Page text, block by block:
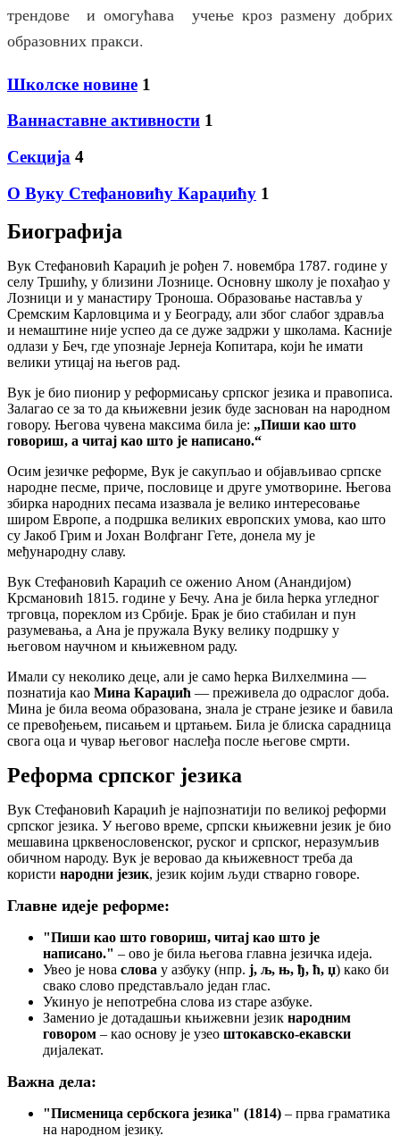
трендове и омогућава учење кроз размену добрих
образовних пракси.
Школске новине 1
Ваннаставне активности 1
Секција 4
О Вуку Стефановићу Караџићу 1
Биографија
Вук Стефановић Караџић је рођен 7. новембра 1787. године у
селу Тршићу, у близини Лознице. Основну школу је похађао у
Лозници и у манастиру Троноша. Образовање наставља у
Сремским Карловцима и у Београду, али због слабог здравља
и немаштине није успео да се дуже задржи у школама. Касније
одлази у Беч, где упознаје Јернеја Копитара, који ће имати
велики утицај на његов рад.
Вук је био пионир у реформисању српског језика и правописа.
Залагао се за то да књижевни језик буде заснован на народном
говору. Његова чувена максима била је: „Пиши као што
говориш, а читај као што је написано.“
Осим језичке реформе, Вук је сакупљао и објављивао српске
народне песме, приче, пословице и друге умотворине. Његова
збирка народних песама изазвала је велико интересовање
широм Европе, а подршка великих европских умова, као што
су Јакоб Грим и Јохан Волфганг Гете, донела му је
међународну славу.
Вук Стефановић Караџић се оженио Аном (Анандијом)
Крсмановић 1815. године у Бечу. Ана је била ћерка угледног
трговца, пореклом из Србије. Брак је био стабилан и пун
разумевања, а Ана је пружала Вуку велику подршку у
његовом научном и књижевном раду.
Имали су неколико деце, али је само ћерка Вилхелмина —
познатија као Мина Караџић — преживела до одраслог доба.
Мина је била веома образована, знала је стране језике и бавила
се превођењем, писањем и цртањем. Била је блиска сарадница
свога оца и чувар његовог наслеђа после његове смрти.
Реформа српског језика
Вук Стефановић Караџић је најпознатији по великој реформи
српског језика. У његово време, српски књижевни језик је био
мешавина црквенословенског, руског и српског, неразумљив
обичном народу. Вук је веровао да књижевност треба да
користи народни језик, језик којим људи стварно говоре.
Главне идеје реформе:
"Пиши као што говориш, читај као што је
написано." – ово је била његова главна језичка идеја.
Увео је нова слова у азбуку (нпр. ј, љ, њ, ђ, ћ, џ) како би
свако слово представљало један глас.
Укинуо је непотребна слова из старе азбуке.
Заменио је дотадашњи књижевни језик народним
говором – као основу је узео штокавско-екавски
дијалекат.
Важна дела:
"Писменица сербскога језика" (1814) – прва граматика
на народном језику.